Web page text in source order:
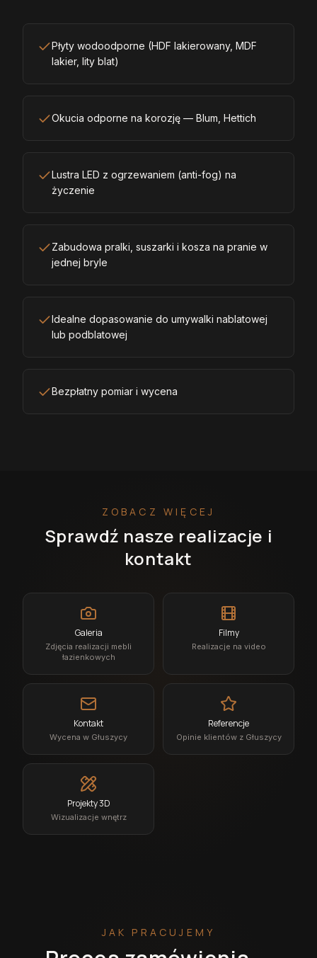
Płyty wodoodporne (HDF lakierowany, MDF
lakier, lity blat)
Okucia odporne na korozję — Blum, Hettich
Lustra LED z ogrzewaniem (anti-fog) na
życzenie
Zabudowa pralki, suszarki i kosza na pranie w
jednej bryle
Idealne dopasowanie do umywalki nablatowej
lub podblatowej
Bezpłatny pomiar i wycena
ZOBACZ WIĘCEJ
Sprawdź nasze realizacje i
kontakt
Galeria
Zdjęcia realizacji mebli
łazienkowych
Filmy
Realizacje na video
Kontakt
Wycena w Głuszycy
Referencje
Opinie klientów z Głuszycy
Projekty 3D
Wizualizacje wnętrz
JAK PRACUJEMY